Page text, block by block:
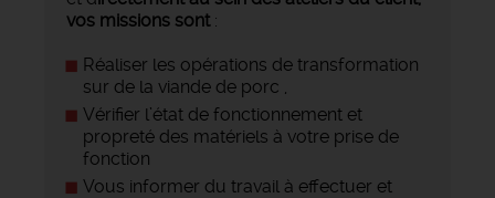
vos missions sont :
Réaliser les opérations de transformation
sur de la viande de porc ,
Vérifier l’état de fonctionnement et
propreté des matériels à votre prise de
fonction
Vous informer du travail à effectuer et